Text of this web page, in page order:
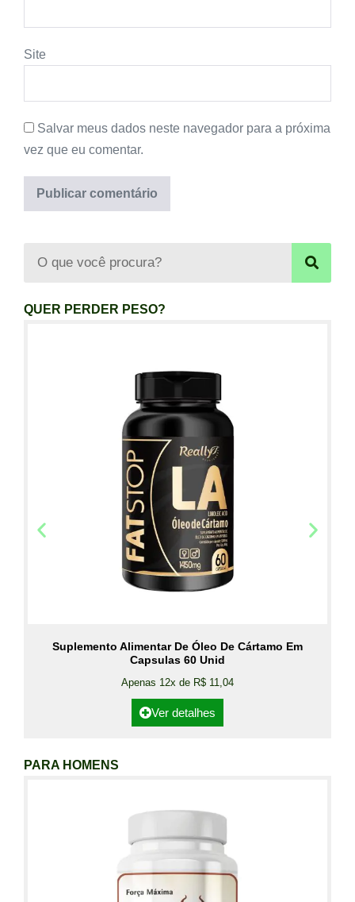
Site
Salvar meus dados neste navegador para a próxima
vez que eu comentar.
QUER PERDER PESO?
Suplemento Alimentar De Óleo De Cártamo Em
Capsulas 60 Unid
Apenas 12x de R$ 11,04
Ver detalhes
PARA HOMENS